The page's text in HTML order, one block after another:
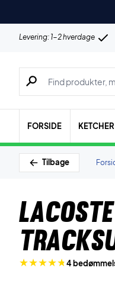
Levering: 1-2 hverdage
Søg efter produkter,
FORSIDE KETCHER
Tilbage
4